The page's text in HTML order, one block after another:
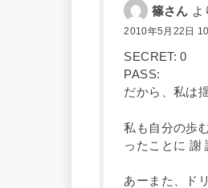
篠さん よ
2010年5月22日
SECRET: 0
PASS:
だから、私
私も自分の歩
ったことに 謝
あーまた、ド